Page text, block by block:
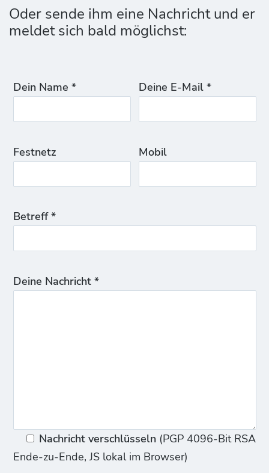
Oder sende ihm eine Nachricht und er
meldet sich bald möglichst:
Dein Name * Deine E-Mail *
Festnetz Mobil
Betreff *
Deine Nachricht *
Nachricht verschlüsseln(PGP 4096-Bit RSA
Ende-zu-Ende, JS lokal im Browser)